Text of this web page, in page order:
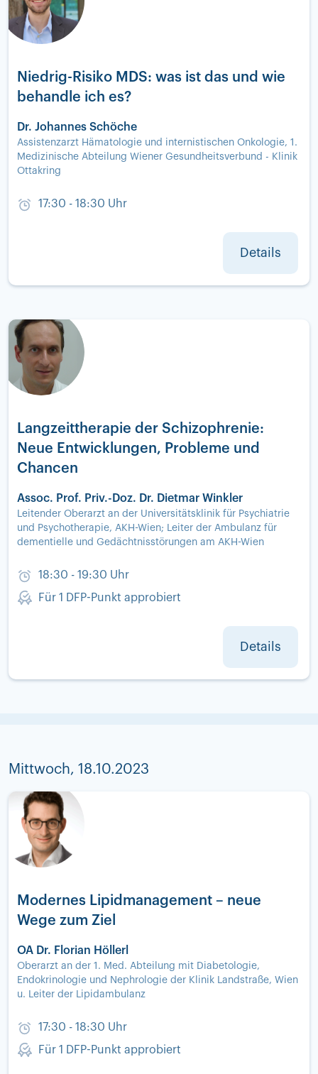
Niedrig-Risiko MDS: was ist das und wie
behandle ich es?
Dr. Johannes Schöche
Assistenzarzt Hämatologie und internistischen Onkologie, 1.
Medizinische Abteilung Wiener Gesundheitsverbund - Klinik
Ottakring
17:30 - 18:30 Uhr
Details
Langzeittherapie der Schizophrenie:
Neue Entwicklungen, Probleme und
Chancen
Assoc. Prof. Priv.-Doz. Dr. Dietmar Winkler
Leitender Oberarzt an der Universitätsklinik für Psychiatrie
und Psychotherapie, AKH-Wien; Leiter der Ambulanz für
dementielle und Gedächtnisstörungen am AKH-Wien
18:30 - 19:30 Uhr
Für 1 DFP-Punkt approbiert
Details
Mittwoch, 18.10.2023
Modernes Lipidmanagement – neue
Wege zum Ziel
OA Dr. Florian Höllerl
Oberarzt an der 1. Med. Abteilung mit Diabetologie,
Endokrinologie und Nephrologie der Klinik Landstraße, Wien
u. Leiter der Lipidambulanz
17:30 - 18:30 Uhr
Für 1 DFP-Punkt approbiert